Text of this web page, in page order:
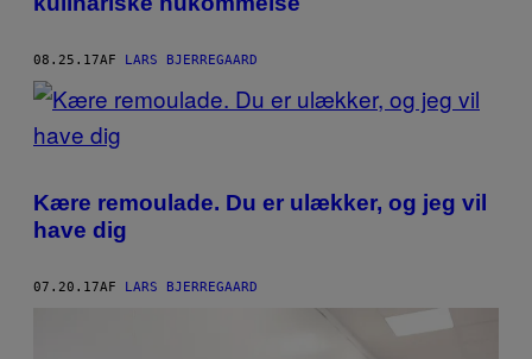
08.25.17AF LARS BJERREGAARD
Kære remoulade. Du er ulækker, og jeg vil
have dig
07.20.17AF LARS BJERREGAARD